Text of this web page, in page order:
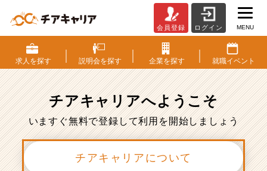
員
登
録
ベ
ン
チ
ャ
成
会員登録 ログイン MENU
求人を探す 説明会を探す 企業を探す 就職イベント
チアキャリアへようこそ
いますぐ無料で登録して利用を開始しましょう
チアキャリアについて